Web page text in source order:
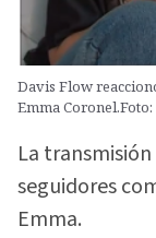
Davis Flow
Emma
La
seguidores
Emma.